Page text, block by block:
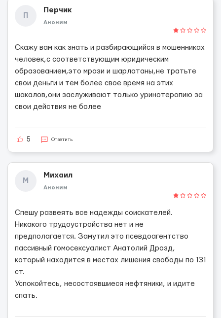
П
Перчик
Аноним
Скажу вам как знать и разбирающийся в мошенниках
человек,с соответствующим юридическим
образованием,это мрази и шарлатаны,не тратьте
свои деньги и тем более свое время на этих
шакалов,они заслуживают только уринотеропию за
свои действия не более
5 Ответить
М
Михаил
Аноним
Спешу развеять все надежды соискателей.
Никакого трудоустройства нет и не
предполагается. Замутил это псевдоагентство
пассивный гомосексуалист Анатолий Дрозд,
который находится в местах лишения свободы по 131
ст.
Успокойтесь, несостоявшиеся нефтяники, и идите
спать.